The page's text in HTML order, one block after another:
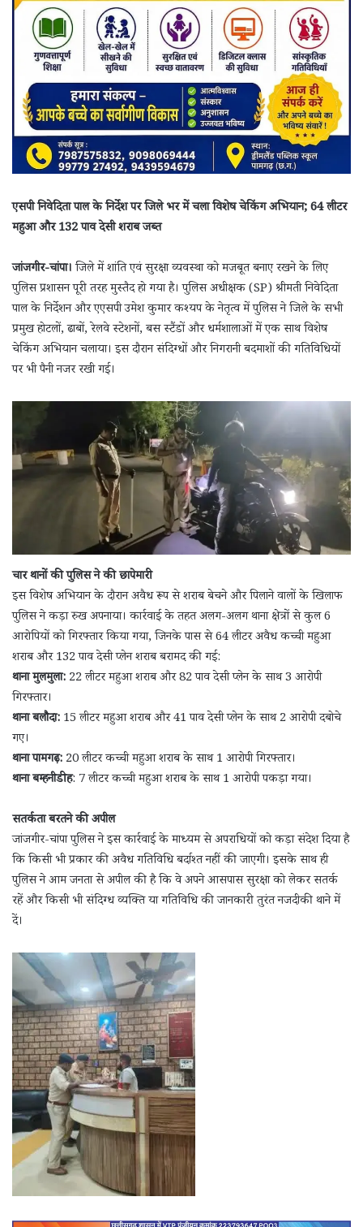
एसपी निवेदिता पाल के निर्देश पर जिले भर में चला विशेष चेकिंग अभियान; 64 लीटर
महुआ और 132 पाव देसी शराब जब्त
जांजगीर-चांपा।जिले में शांति एवं सुरक्षा व्यवस्था को मजबूत बनाए रखने के लिए
पुलिस प्रशासन पूरी तरह मुस्तैद हो गया है। पुलिस अधीक्षक (SP) श्रीमती निवेदिता
पाल के निर्देशन और एएसपी उमेश कुमार कश्यप के नेतृत्व में पुलिस ने जिले के सभी
प्रमुख होटलों, ढाबों, रेलवे स्टेशनों, बस स्टैंडों और धर्मशालाओं में एक साथ विशेष
चेकिंग अभियान चलाया। इस दौरान संदिग्धों और निगरानी बदमाशों की गतिविधियों
पर भी पैनी नजर रखी गई।
चार थानों की पुलिस ने की छापेमारी
इस विशेष अभियान के दौरान अवैध रूप से शराब बेचने और पिलाने वालों के खिलाफ
पुलिस ने कड़ा रुख अपनाया। कार्रवाई के तहत अलग-अलग थाना क्षेत्रों से कुल 6
आरोपियों को गिरफ्तार किया गया, जिनके पास से 64 लीटर अवैध कच्ची महुआ
शराब और 132 पाव देसी प्लेन शराब बरामद की गई:
थाना मुलमुला: 22 लीटर महुआ शराब और 82 पाव देसी प्लेन के साथ 3 आरोपी
गिरफ्तार।
थाना बलौदा: 15 लीटर महुआ शराब और 41 पाव देसी प्लेन के साथ 2 आरोपी दबोचे
गए।
थाना पामगढ़: 20 लीटर कच्ची महुआ शराब के साथ 1 आरोपी गिरफ्तार।
थाना बम्हनीडीह: 7 लीटर कच्ची महुआ शराब के साथ 1 आरोपी पकड़ा गया।
सतर्कता बरतने की अपील
जांजगीर-चांपा पुलिस ने इस कार्रवाई के माध्यम से अपराधियों को कड़ा संदेश दिया है
कि किसी भी प्रकार की अवैध गतिविधि बर्दाश्त नहीं की जाएगी। इसके साथ ही
पुलिस ने आम जनता से अपील की है कि वे अपने आसपास सुरक्षा को लेकर सतर्क
रहें और किसी भी संदिग्ध व्यक्ति या गतिविधि की जानकारी तुरंत नजदीकी थाने में
दें।